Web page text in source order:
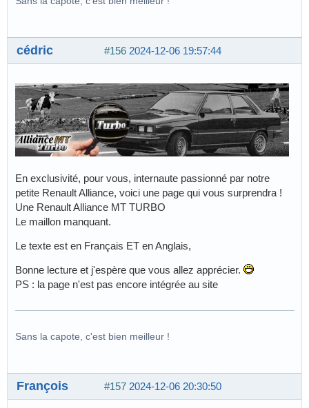
#156 2024-12-06 19:57:44
cédric
En exclusivité, pour vous, internaute passionné par notre
petite Renault Alliance, voici une page qui vous surprendra !
Une Renault Alliance MT TURBO
Le maillon manquant.
Le texte est en Français ET en Anglais,
Bonne lecture et j'espère que vous allez apprécier.
PS : la page n'est pas encore intégrée au site
Sans la capote, c'est bien meilleur !
#157 2024-12-06 20:30:50
François